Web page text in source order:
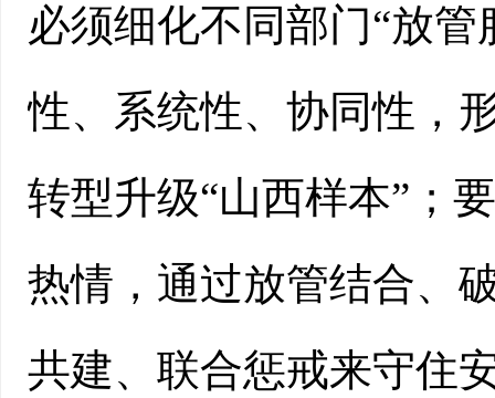
必须细化不同部门“放
性、系统性、协同性，
转型升级“山西样本”；
热情，通过放管结合、
共建、联合惩戒来守住